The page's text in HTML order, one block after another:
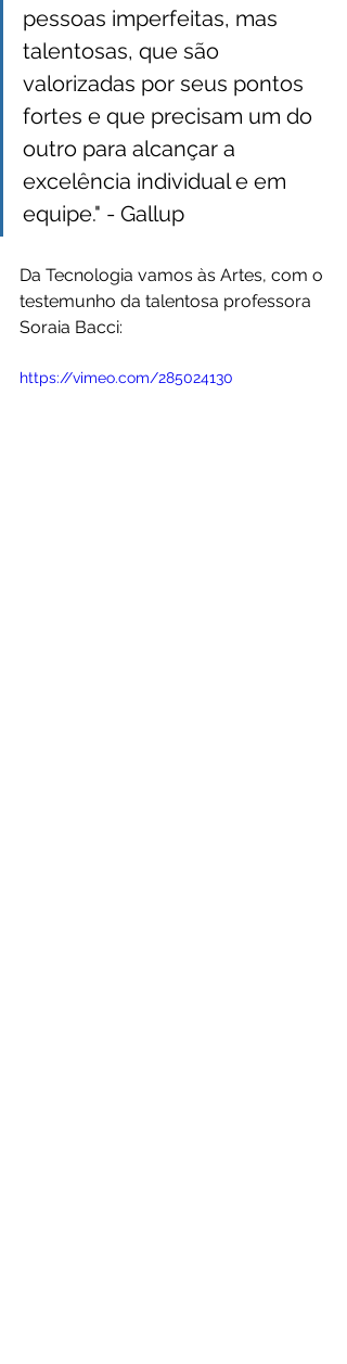
pessoas imperfeitas, mas
talentosas, que são
valorizadas por seus pontos
fortes e que precisam um do
outro para alcançar a
excelência individual e em
equipe." - Gallup
Da Tecnologia vamos às Artes, com o
testemunho da talentosa professora
Soraia Bacci:
https://vimeo.com/285024130